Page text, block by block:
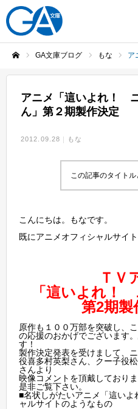
GA文庫ブログ もな ア
アニメ「這いよれ！
ん」第２期製作決定
2012.09.28 もな
この記事のタイト
こんにちは。もなです。
既にアニメオフィシャルサイ
ＴＶ
「這いよれ！
第2期製
原作も１００万部を突破し、
の応援のおかげでございます
す！
製作決定発表を受けまして、
役喜多村英梨さん、クー子役
さんより
映像コメントを頂戴しており
是非ご覧下さい。
■名状しがたいアニメ「這い
ャルサイトのようなもの